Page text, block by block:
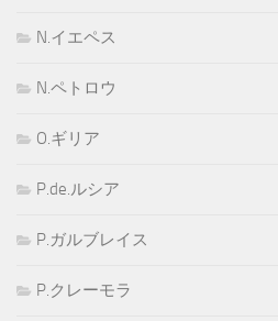
N.イエペス
N.ペトロウ
O.ギリア
P.de.ルシア
P.ガルブレイス
P.クレーモラ